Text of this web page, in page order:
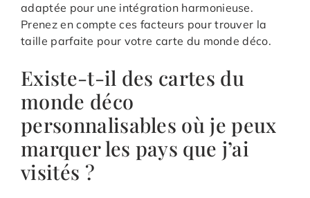
adaptée pour une intégration harmonieuse.
Prenez en compte ces facteurs pour trouver la
taille parfaite pour votre carte du monde déco.
Existe-t-il des cartes du
monde déco
personnalisables où je peux
marquer les pays que j’ai
visités ?